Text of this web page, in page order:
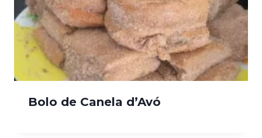
Bolo de Canela d’Avó